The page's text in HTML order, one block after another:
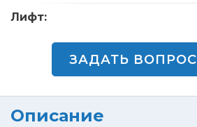
Лифт:
ЗАДАТЬ ВОПРОС
Описание